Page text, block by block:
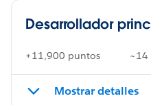
Desarrollador
+11,900 puntos ~14
Mostrar detalles